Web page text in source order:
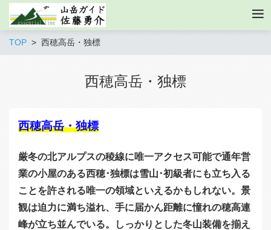
TOP 西穂高岳・独標
西穂高岳・独標
西穂高岳・独標
厳冬の北アルプスの稜線に唯一アクセス可能で通年営
業の小屋のある西穂･独標は雪山･初級者にも立ち入る
ことを許される唯一の領域といえるかもしれない。景
観は迫力に満ち溢れ、手に届かん距離に憧れの穂高連
峰が立ち並んでいる。しっかりとした冬山装備を揃え